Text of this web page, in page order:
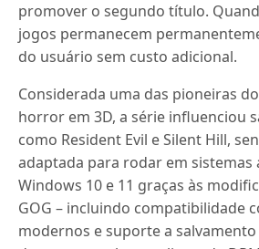
promover o segundo título.
jogos permanecem
do usuário sem custo adicional.
Considerada uma das pioneiras
horror em 3D, a série influenciou
como Resident Evil e Silent Hill,
adaptada para rodar em sistemas
Windows 10 e 11 graças às
GOG – incluindo compatibilidade
modernos e suporte a